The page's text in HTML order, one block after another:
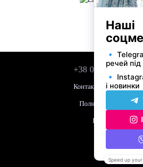
+38 050 743 01 42
Контактная информация
Полная версия сайта
Карта сайта
Укр